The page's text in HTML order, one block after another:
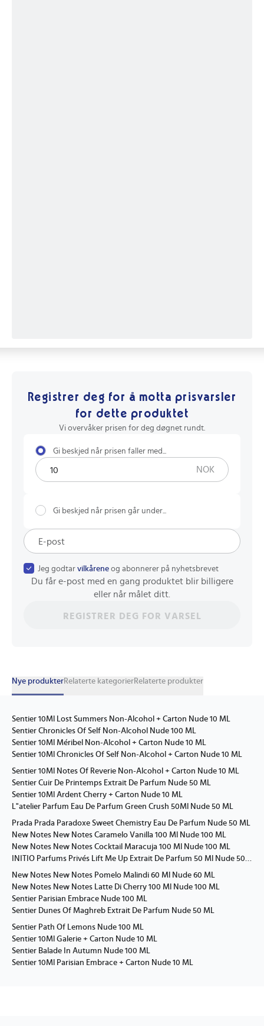
Registrer deg for å motta prisvarsler
for dette produktet
Vi overvåker prisen for deg døgnet rundt.
Gi beskjed når prisen faller med...
NOK
Gi beskjed når prisen går under...
Jeg godtar vilkårene og abonnerer på nyhetsbrevet
Du får e-post med en gang produktet blir billigere
eller når målet ditt.
REGISTRER DEG FOR VARSEL
Nye produkterRelaterte kategorierRelaterte produkter
Sentier 10Ml Lost Summers Non-Alcohol + Carton Nude 10 ML
Sentier Chronicles Of Self Non-Alcohol Nude 100 ML
Sentier 10Ml Méribel Non-Alcohol + Carton Nude 10 ML
Sentier 10Ml Chronicles Of Self Non-Alcohol + Carton Nude 10 ML
Sentier 10Ml Notes Of Reverie Non-Alcohol + Carton Nude 10 ML
Sentier Cuir De Printemps Extrait De Parfum Nude 50 ML
Sentier 10Ml Ardent Cherry + Carton Nude 10 ML
L"atelier Parfum Eau De Parfum Green Crush 50Ml Nude 50 ML
Prada Prada Paradoxe Sweet Chemistry Eau De Parfum Nude 50 ML
New Notes New Notes Caramelo Vanilla 100 Ml Nude 100 ML
New Notes New Notes Cocktail Maracuja 100 Ml Nude 100 ML
INITIO Parfums Privés Lift Me Up Extrait De Parfum 50 Ml Nude 50 ML
New Notes New Notes Pomelo Malindi 60 Ml Nude 60 ML
New Notes New Notes Latte Di Cherry 100 Ml Nude 100 ML
Sentier Parisian Embrace Nude 100 ML
Sentier Dunes Of Maghreb Extrait De Parfum Nude 50 ML
Sentier Path Of Lemons Nude 100 ML
Sentier 10Ml Galerie + Carton Nude 10 ML
Sentier Balade In Autumn Nude 100 ML
Sentier 10Ml Parisian Embrace + Carton Nude 10 ML